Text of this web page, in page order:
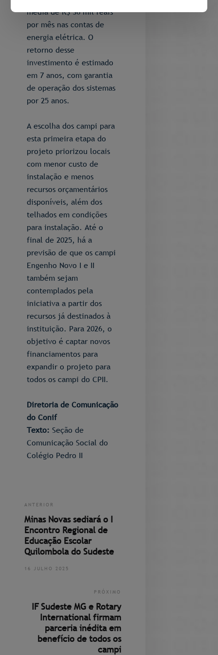
média de R$ 36 mil reais
por mês nas contas de
energia elétrica. O
retorno desse
investimento é estimado
em 7 anos, com garantia
de operação dos sistemas
por 25 anos.
A escolha dos campi para
esta primeira etapa do
projeto priorizou locais
com menor custo de
instalação e menos
recursos orçamentários
disponíveis, além dos
telhados em condições
para instalação. Até o
final de 2025, há a
previsão de que os campi
Engenho Novo I e II
também sejam
contemplados pela
iniciativa a partir dos
recursos já destinados à
instituição. Para 2026, o
objetivo é captar novos
financiamentos para
expandir o projeto para
todos os campi do CPII.
Diretoria de Comunicação
do Conif
Texto: Seção de
Comunicação Social do
Colégio Pedro II
ANTERIOR
Minas Novas sediará o I
Encontro Regional de
Educação Escolar
Quilombola do Sudeste
16 JULHO 2025
PRÓXIMO
IF Sudeste MG e Rotary
International firmam
parceria inédita em
benefício de todos os
campi